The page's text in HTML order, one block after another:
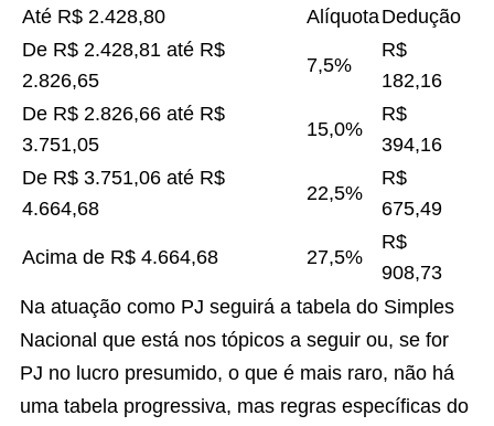
Até R$ 2.428,80 AlíquotaDedução
De R$ 2.428,81 até R$
2.826,65
7,5%
R$
182,16
De R$ 2.826,66 até R$
3.751,05
15,0%
R$
394,16
De R$ 3.751,06 até R$
4.664,68
22,5%
R$
675,49
Acima de R$ 4.664,68 27,5%
R$
908,73
Na atuação como PJ seguirá a tabela do Simples
Nacional que está nos tópicos a seguir ou, se for
PJ no lucro presumido, o que é mais raro, não há
uma tabela progressiva, mas regras específicas do